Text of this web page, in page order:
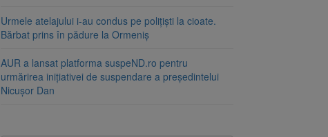
Urmele atelajului i-au condus pe polițiști la cioate.
Bărbat prins în pădure la Ormeniș
AUR a lansat platforma suspeND.ro pentru
urmărirea inițiativei de suspendare a președintelui
Nicușor Dan